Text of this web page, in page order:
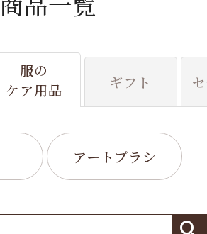
服の
ケア用品
ギフト
アートブラシ